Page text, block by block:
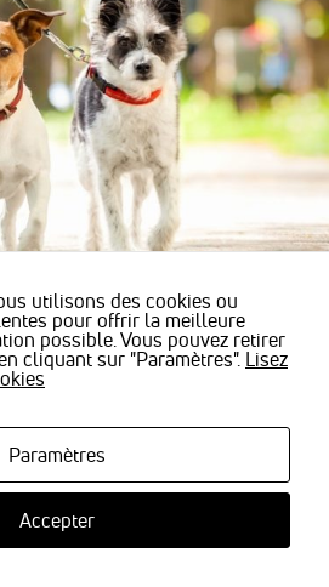
|Actualités|Revoir mes paramètres de
de reproductions réservés
utilisons des cookies ou
pour offrir la meilleure
possible. Vous pouvez retirer
cliquant sur "Paramètres". Lisez
Paramètres
Accepter
Obligatoires
Ces scripts
sont
nécessaires
pour pouvoir
naviguer sur
notre site
internet pour
permettre
notamment
d'avoir accès à
la
de notre
localisation
qu'aux
fonctionnalités
nous
contacter.
Nous